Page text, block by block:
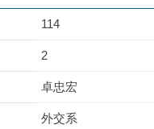
114
2
卓忠宏
外交系